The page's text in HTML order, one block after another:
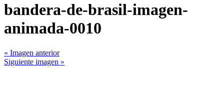
bandera-de-brasil-imagen-
animada-0010
« Imagen anterior
Siguiente imagen »